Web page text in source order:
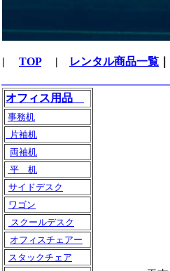
| TOP| レンタル商品一覧
オフィス用品
事務机
片袖机
両袖机
平 机
サイドデスク
ワゴン
スクールデスク
オフィスチェアー
スタックチェア